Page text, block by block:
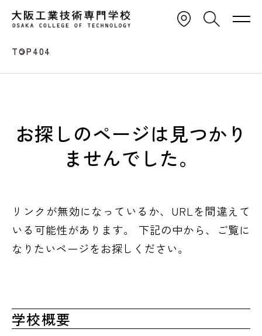
TOP404
お探しのページは見つかり
ませんでした。
リンクが無効になっているか、URLを間違えて
いる可能性があります。
下記の中から、ご覧に
なりたいページをお探しください。
学校概要